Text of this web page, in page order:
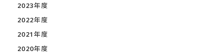
2023年度
2022年度
2021年度
2020年度